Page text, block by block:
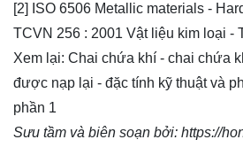
[2] ISO 6506 Metallic materials -
TCVN 256 : 2001 Vật liệu kim loại -
Xem lại: Chai chứa khí - chai chứa
được nạp lại - đặc tính kỹ thuật và
phần 1
Sưu tầm và biên soạn bởi: https://